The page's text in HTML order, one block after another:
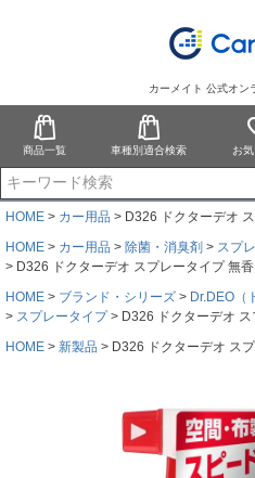
カーメイト 公式オン
商品一覧 車種別適合検索 お
HOME カー用品
D326 ドクターデオ
HOME
カー用品 除菌・消臭剤
スプ
D326 ドクターデオ スプレータイプ 無香
HOME
ブランド・シリーズ Dr.DEO（
スプレータイプ
D326 ドクターデオ
HOME
新製品 D326 ドクターデオ ス